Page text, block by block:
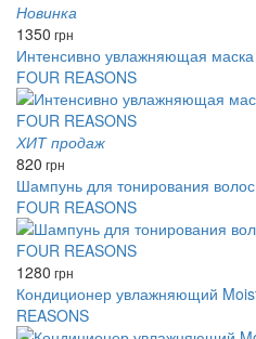
Новинка
1350 грн
Интенсивно увлажняющая
FOUR REASONS
ХИТ продаж
820 грн
Шампунь для тонирования
FOUR REASONS
1280 грн
Кондиционер увлажняющий
REASONS